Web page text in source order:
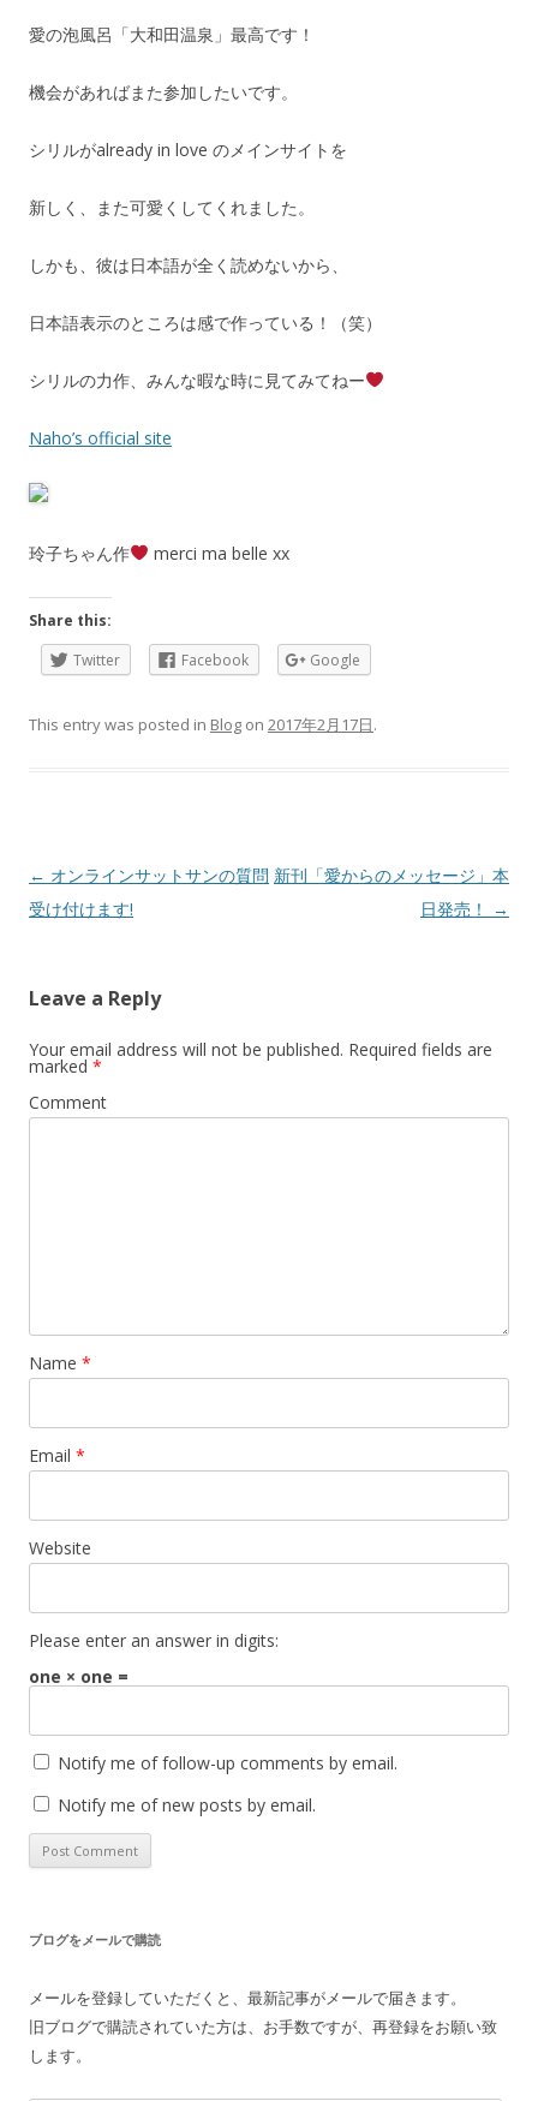
愛の泡風呂「大和田温泉」最高です！
機会があればまた参加したいです。
シリルがalready in love のメインサイトを
新しく、また可愛くしてくれました。
しかも、彼は日本語が全く読めないから、
日本語表示のところは感で作っている！（笑）
シリルの力作、みんな暇な時に見てみてねー
Naho’s official site
玲子ちゃん作 merci ma belle xx
Share this:
Twitter
Facebook Google
This entry was posted in Blog on 2017年2月17日.
Post
navigation
← オンラインサットサンの質問
受け付けます!
新刊「愛からのメッセージ」本
日発売！
→
Leave a Reply
Your email address will not be published. Required fields are
marked *
Comment
Name *
Email *
Website
Please enter an answer in digits:
one × one =
Notify me of follow-up comments by email.
Notify me of new posts by email.
ブログをメールで購読
メールを登録していただくと、最新記事がメールで届きます。
旧ブログで購読されていた方は、お手数ですが、再登録をお願い致
します。